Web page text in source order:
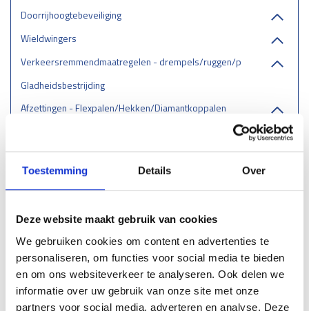
Toestemming Details Over
Deze website maakt gebruik van cookies
We gebruiken cookies om content en advertenties te
personaliseren, om functies voor social media te bieden
en om ons websiteverkeer te analyseren. Ook delen we
informatie over uw gebruik van onze site met onze
partners voor social media, adverteren en analyse. Deze
Doorrijhoogtebeveiliging
Wieldwingers
Verkeersremmendmaatregelen - drempels/ruggen/parkeerstops
Gladheidsbestrijding
Afzettingen - Flexpalen/Hekken/Diamantkoppalen
Stootrand & Stootlijst
Straatmeubilair
Hekwerk
Dubbelstaafmat
Gaashekwerk
Klappoorten - Klaphek
Leuninghekwerk